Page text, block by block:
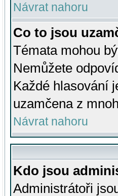
Návrat nahoru
Co to jsou
Témata mohou
Nemůžete
Každé hlasování
uzamčena z
Návrat nahoru
Kdo jsou
Administrátoři